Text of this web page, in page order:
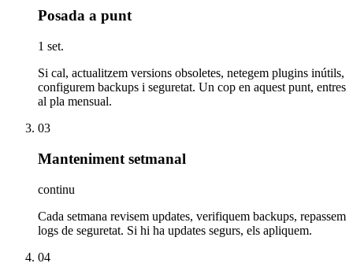
Posada a punt
1 set.
Si cal, actualitzem versions obsoletes, netegem plugins inútils,
configurem backups i seguretat. Un cop en aquest punt, entres
al pla mensual.
03
Manteniment setmanal
continu
Cada setmana revisem updates, verifiquem backups, repassem
logs de seguretat. Si hi ha updates segurs, els apliquem.
04